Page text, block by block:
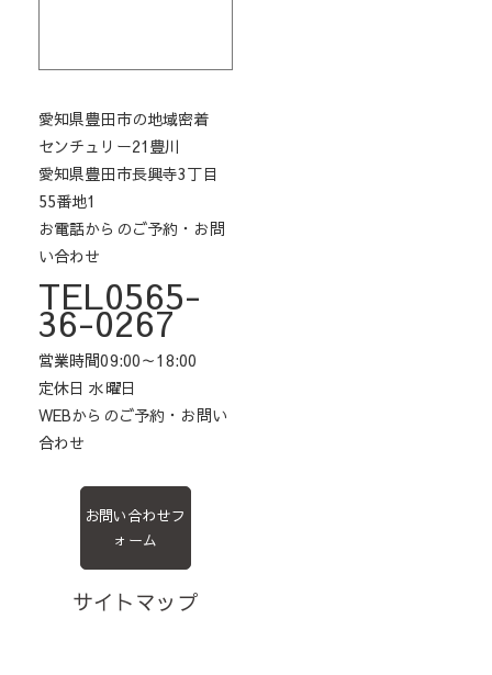
愛知県豊田市の地域密着
センチュリー21豊川
愛知県豊田市長興寺3丁目
55番地1
お電話からのご予約・お問
い合わせ
TEL0565-
36-0267
営業時間09:00～18:00
定休日 水曜日
WEBからのご予約・お問い
合わせ
お問い合わせフ
ォーム
サイトマップ